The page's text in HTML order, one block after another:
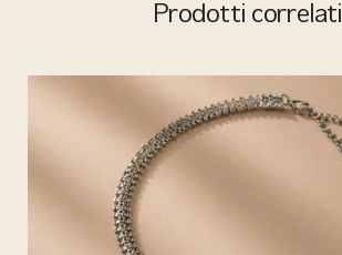
Prodotti correlati